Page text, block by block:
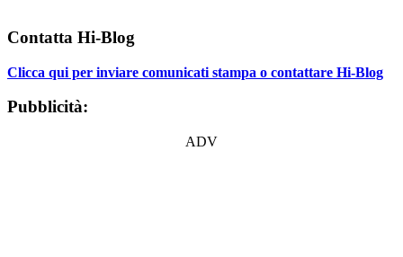
Contatta Hi-Blog
Clicca qui per inviare comunicati stampa o contattare Hi-Blog
Pubblicità:
ADV